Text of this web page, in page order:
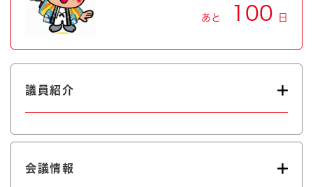
あと 100 日
議員紹介
会議情報